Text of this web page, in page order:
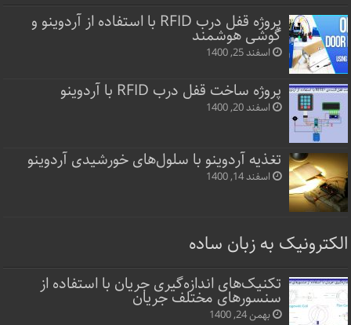
پروژه قفل‌ درب RFID با استفاده از آردوینو و
گوشی هوشمند
اسفند 25, 1400
پروژه ساخت قفل‌ درب RFID با آردوینو
اسفند 20, 1400
تغذیه آردوینو با سلول‌های خورشیدی آردوینو
اسفند 14, 1400
الکترونیک به زبان ساده
تکنیک‌های اندازه‌گیری جریان با استفاده از
سنسورهای مختلف جریان
بهمن 24, 1400